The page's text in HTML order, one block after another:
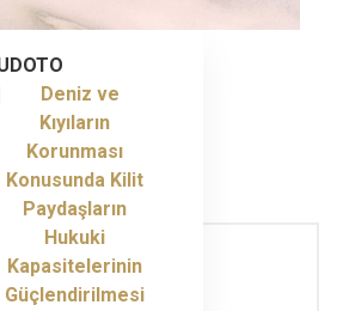
Deniz ve
Kıyıların
Korunması
Konusunda Kilit
Paydaşların
Hukuki
Kapasitelerinin
Güçlendirilmesi